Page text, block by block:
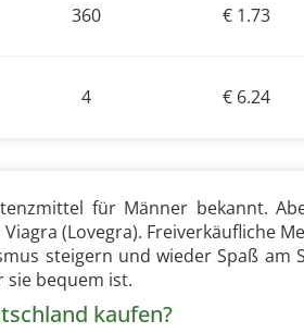
360 € 1.73
4 € 6.24
für Männer bekannt.
(Lovegra). Freiverkäufliche
steigern und wieder Spaß am
sie bequem ist.
kaufen?